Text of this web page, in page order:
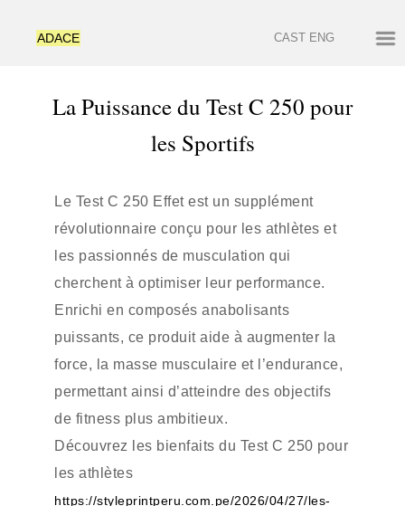
ADACE CAST ENG
La Puissance du Test C 250 pour
les Sportifs
Le Test C 250 Effet est un supplément
révolutionnaire conçu pour les athlètes et
les passionnés de musculation qui
cherchent à optimiser leur performance.
Enrichi en composés anabolisants
puissants, ce produit aide à augmenter la
force, la masse musculaire et l’endurance,
permettant ainsi d’atteindre des objectifs
de fitness plus ambitieux.
Découvrez les bienfaits du Test C 250 pour
les athlètes
https://styleprintperu.com.pe/2026/04/27/les-